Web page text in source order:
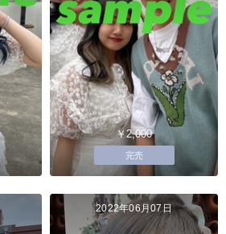
￥2,000
完売
2022年06月07日